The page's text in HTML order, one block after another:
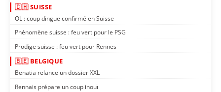
🇨🇭 SUISSE
OL : coup dingue confirmé en Suisse
Phénomène suisse : feu vert pour le PSG
Prodige suisse : feu vert pour Rennes
🇧🇪 BELGIQUE
Benatia relance un dossier XXL
Rennais prépare un coup inouï